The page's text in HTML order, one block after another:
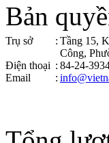
Bản
Trụ sở : Tầng 15,
Công,
Điện thoại : 84-24-
Email
: